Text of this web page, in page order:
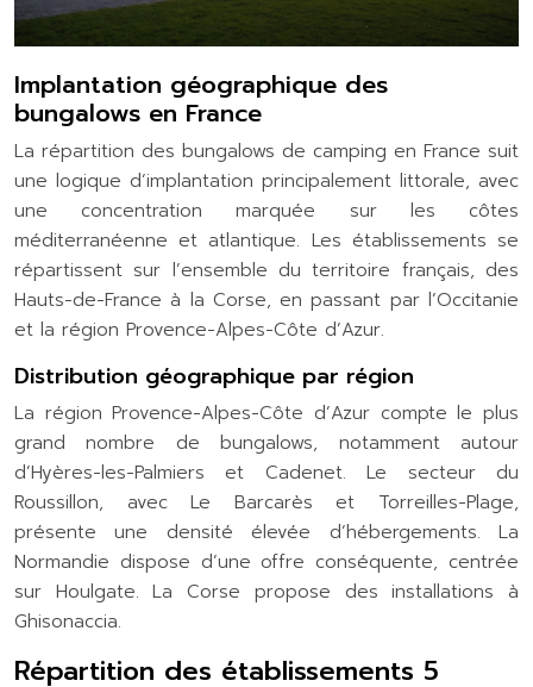
Implantation géographique des
bungalows en France
La répartition des bungalows de camping en France suit
une logique d’implantation principalement littorale, avec
une concentration marquée sur les côtes
méditerranéenne et atlantique. Les établissements se
répartissent sur l’ensemble du territoire français, des
Hauts-de-France à la Corse, en passant par l’Occitanie
et la région Provence-Alpes-Côte d’Azur.
Distribution géographique par région
La région Provence-Alpes-Côte d’Azur compte le plus
grand nombre de bungalows, notamment autour
d’Hyères-les-Palmiers et Cadenet. Le secteur du
Roussillon, avec Le Barcarès et Torreilles-Plage,
présente une densité élevée d’hébergements. La
Normandie dispose d’une offre conséquente, centrée
sur Houlgate. La Corse propose des installations à
Ghisonaccia.
Répartition des établissements 5